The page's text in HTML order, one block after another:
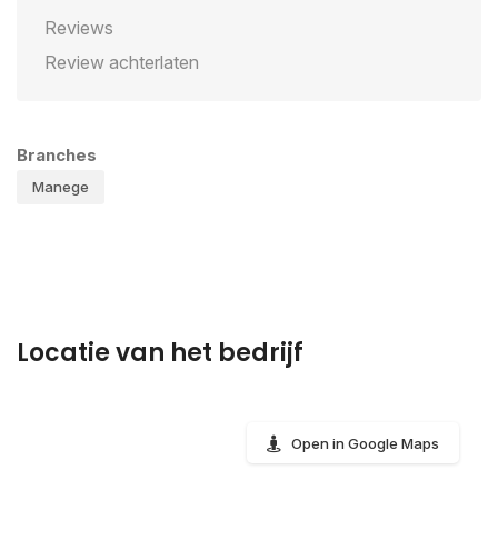
Reviews
Review achterlaten
Branches
Manege
Locatie van het bedrijf
Open in Google Maps